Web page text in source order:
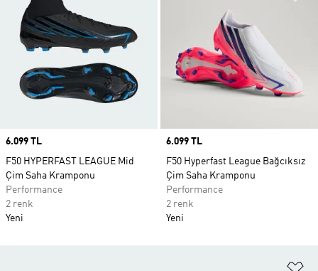
Price
6.099 TL
F50 HYPERFAST LEAGUE Mid
Çim Saha Kramponu
Performance
2 renk
Yeni
Price
6.099 TL
F50 Hyperfast League Bağcıksız
Çim Saha Kramponu
Performance
2 renk
Yeni